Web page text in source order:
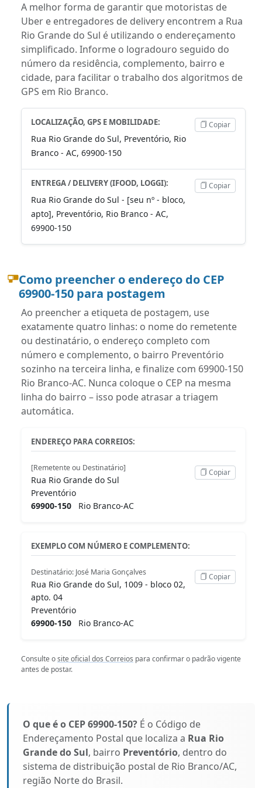
A melhor forma de garantir que motoristas de
Uber e entregadores de delivery encontrem a Rua
Rio Grande do Sul é utilizando o endereçamento
simplificado. Informe o logradouro seguido do
número da residência, complemento, bairro e
cidade, para facilitar o trabalho dos algoritmos de
GPS em Rio Branco.
LOCALIZAÇÃO, GPS E MOBILIDADE:
Rua Rio Grande do Sul, Preventório, Rio
Branco - AC, 69900-150
Copiar
ENTREGA / DELIVERY (IFOOD, LOGGI):
Rua Rio Grande do Sul - [seu nº - bloco,
apto], Preventório, Rio Branco - AC,
69900-150
Copiar
Como preencher o endereço do CEP
69900-150 para postagem
Ao preencher a etiqueta de postagem, use
exatamente quatro linhas: o nome do remetente
ou destinatário, o endereço completo com
número e complemento, o bairro Preventório
sozinho na terceira linha, e finalize com 69900-150
Rio Branco-AC. Nunca coloque o CEP na mesma
linha do bairro – isso pode atrasar a triagem
automática.
ENDEREÇO PARA CORREIOS:
[Remetente ou Destinatário]
Rua Rio Grande do Sul
Preventório
69900-150 Rio Branco-AC
Copiar
EXEMPLO COM NÚMERO E COMPLEMENTO:
Destinatário: José Maria Gonçalves
Rua Rio Grande do Sul, 1009 - bloco 02,
apto. 04
Preventório
69900-150 Rio Branco-AC
Copiar
Consulte osite oficial dos Correios para confirmar o padrão vigente
antes de postar.
O que é o CEP 69900-150? É o Código de
Endereçamento Postal que localiza a Rua Rio
Grande do Sul, bairro Preventório, dentro do
sistema de distribuição postal de Rio Branco/AC,
região Norte do Brasil.